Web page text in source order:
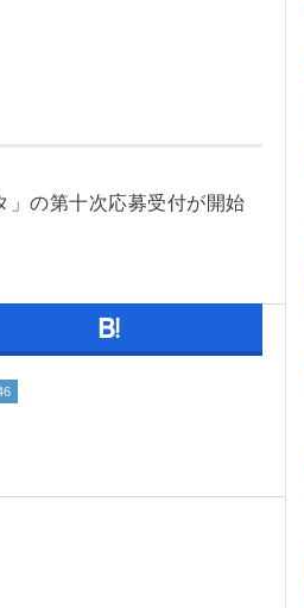
」の第十次応募受付が開始